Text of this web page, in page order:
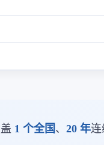
1 个全国 、 20 年连